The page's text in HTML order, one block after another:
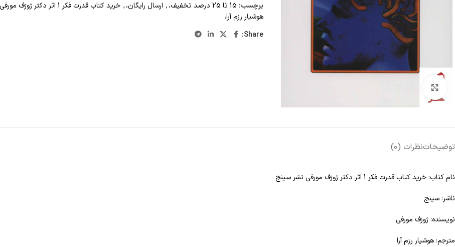
برچسب: 15 تا 25 درصد تخفیف، , ارسال رایگان،, خرید کتاب قدرت فکر 1 اثر دکتر ژوزف مورفی نشر سپنج ،
هوشیار رزم آرا،
Share:
توضیحاتنظرات (0)
نام کتاب: خرید کتاب قدرت فکر 1 اثر دکتر ژوزف مورفی نشر سپنج
ناشر: سپنج
نویسنده: ژوزف مورفی
مترجم: هوشیار رزم آرا